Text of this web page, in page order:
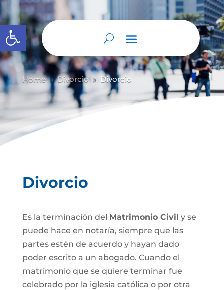
Abrir barra de herramientas
Home 9 Divorcio 9 Divorcio
Divorcio
Es la terminación del Matrimonio Civil y se
puede hace en notaría, siempre que las
partes estén de acuerdo y hayan dado
poder escrito a un abogado. Cuando el
matrimonio que se quiere terminar fue
celebrado por la iglesia católica o por otra